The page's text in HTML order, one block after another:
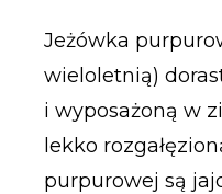
Jeżówka
wieloletnią)
i wyposażoną w
lekko
purpurowej są